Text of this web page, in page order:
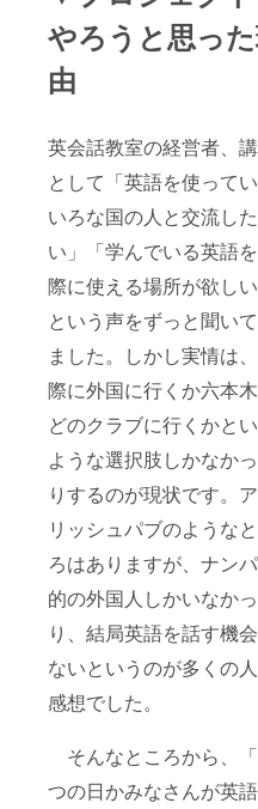
やろうと思っ
由
英会話教室の経営者、
として「英語を使って
いろな国の人と交流した
い」「学んでいる英語
際に使える場所が欲しい
という声をずっと聞い
ました。しかし実情は
際に外国に行くか六本
どのクラブに行くかと
ような選択肢しかなか
りするのが現状です。
リッシュパブのような
ろはありますが、ナン
的の外国人しかいなか
り、結局英語を話す機
ないというのが多くの
感想でした。
そんなところから、
つの日かみなさんが英